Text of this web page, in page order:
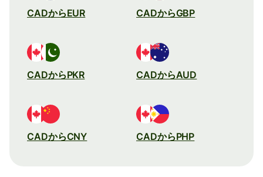
CADからEUR CADからGBP
CADからPKR CADからAUD
CADからCNY CADからPHP